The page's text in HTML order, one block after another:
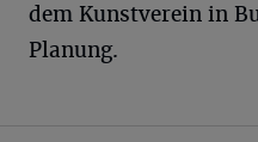
dem Kunstverein in
Planung.